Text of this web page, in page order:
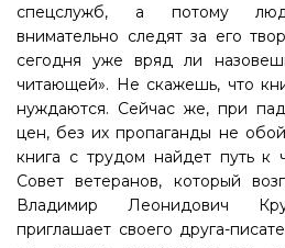
спецслужб, а потому
внимательно следят за его
сегодня уже вряд ли
читающей». Не скажешь, что
нуждаются. Сейчас же, при
цен, без их пропаганды не
книга с трудом найдет путь к
Совет ветеранов, который
Владимир Леонидович
приглашает своего друга-